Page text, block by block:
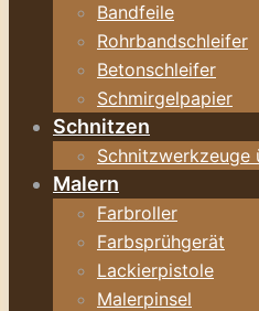
Bandfeile
Rohrbandschleifer
Betonschleifer
Schmirgelpapier
Schnitzen
Schnitzwerkzeuge
Malern
Farbroller
Farbsprühgerät
Lackierpistole
Malerpinsel